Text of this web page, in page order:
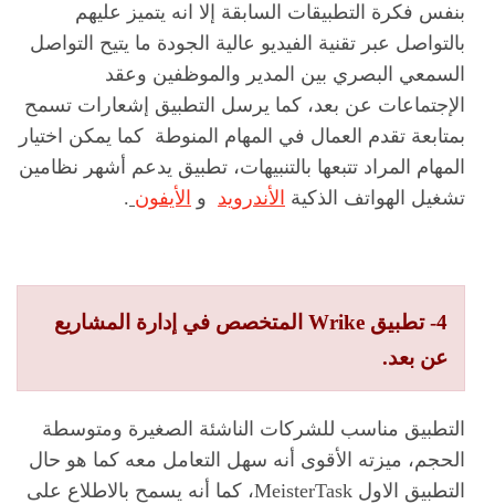
بنفس فكرة التطبيقات السابقة إلا انه يتميز عليهم
بالتواصل عبر تقنية الفيديو عالية الجودة ما يتيح التواصل
السمعي البصري بين المدير والموظفين وعقد
الإجتماعات عن بعد، كما يرسل التطبيق إشعارات تسمح
بمتابعة تقدم العمال في المهام المنوطة كما يمكن اختيار
المهام المراد تتبعها بالتنبيهات، تطبيق يدعم أشهر نظامين
تشغيل الهواتف الذكية الأندرويد و الأيفون .
4- تطبيق Wrike المتخصص في إدارة المشاريع
عن بعد.
التطبيق مناسب للشركات الناشئة الصغيرة ومتوسطة
الحجم، ميزته الأقوى أنه سهل التعامل معه كما هو حال
التطبيق الاول MeisterTask، كما أنه يسمح بالاطلاع على